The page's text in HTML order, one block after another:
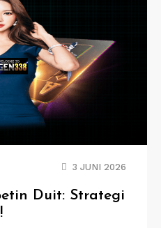
3 JUNI 2026
Duit: Strategi